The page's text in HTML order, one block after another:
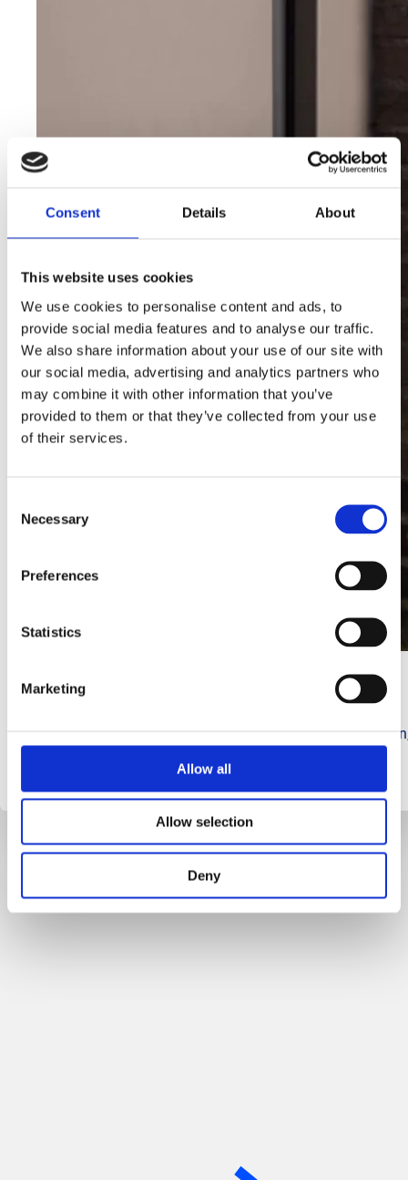
Consent Details About
This website uses cookies
We use cookies to personalise content and ads, to
provide social media features and to analyse our traffic.
We also share information about your use of our site with
our social media, advertising and analytics partners who
may combine it with other information that you’ve
provided to them or that they’ve collected from your use
of their services.
Selection
Necessary
Preferences
Statistics
Marketing
Allow all
Allow selection
Deny
Door een EMS-systeem in je huis of bedrijf te